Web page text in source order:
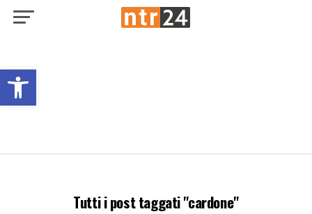
Open toolbar
Tutti i post taggati "cardone"